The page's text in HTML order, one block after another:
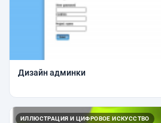
Дизайн админки
ИЛЛЮСТРАЦИЯ И ЦИФРОВОЕ ИСКУССТВО